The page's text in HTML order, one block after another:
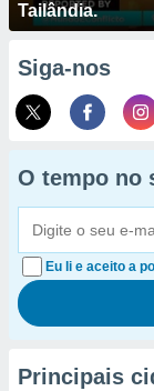
Tailândia.
Siga-nos
O tempo no
Eu li e aceito a
Principais